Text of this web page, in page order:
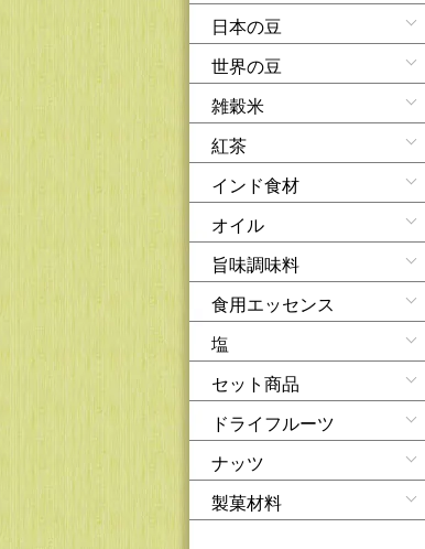
日本の豆
世界の豆
雑穀米
紅茶
インド食材
オイル
旨味調味料
食用エッセンス
塩
セット商品
ドライフルーツ
ナッツ
製菓材料